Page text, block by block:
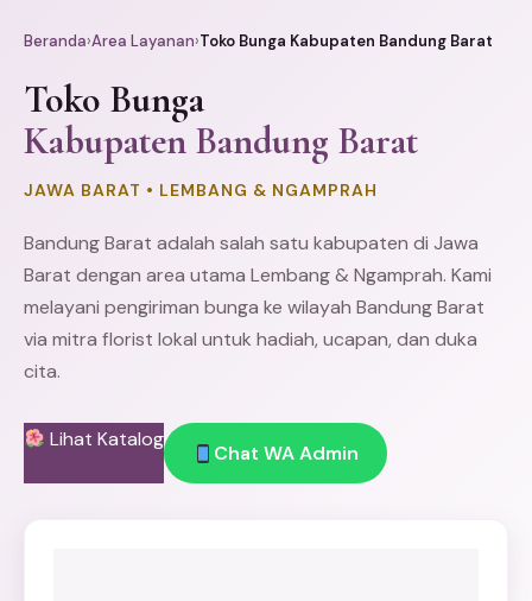
Beranda›Area Layanan›Toko Bunga Kabupaten Bandung Barat
Toko Bunga
Kabupaten Bandung Barat
JAWA BARAT • LEMBANG & NGAMPRAH
BandungBarat adalah salah satu kabupaten di Jawa
Barat dengan area utama Lembang & Ngamprah. Kami
melayani pengiriman bunga ke wilayah Bandung Barat
via mitra florist lokal untuk hadiah, ucapan, dan duka
cita.
Lihat Katalog
Chat WA Admin